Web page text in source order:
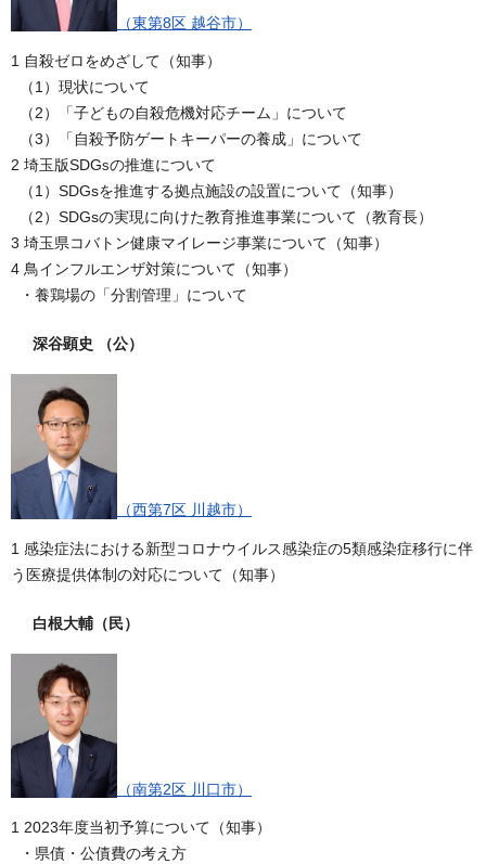
（東第8区 越谷市）
1 自殺ゼロをめざして（知事）
（1）現状について
（2）「子どもの自殺危機対応チーム」について
（3）「自殺予防ゲートキーパーの養成」について
2 埼玉版SDGsの推進について
（1）SDGsを推進する拠点施設の設置について（知事）
（2）SDGsの実現に向けた教育推進事業について（教育長）
3 埼玉県コバトン健康マイレージ事業について（知事）
4 鳥インフルエンザ対策について（知事）
・養鶏場の「分割管理」について
深谷顕史 （公）
（西第7区 川越市）
1 感染症法における新型コロナウイルス感染症の5類感染症移行に伴
う医療提供体制の対応について（知事）
白根大輔 （民）
（南第2区 川口市）
1 2023年度当初予算について（知事）
・県債・公債費の考え方